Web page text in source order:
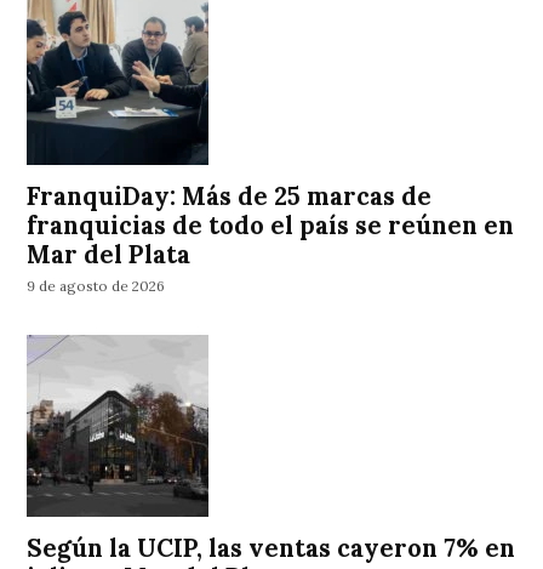
FranquiDay: Más de 25 marcas de
franquicias de todo el país se reúnen en
Mar del Plata
9 de agosto de 2026
Según la UCIP, las ventas cayeron 7% en